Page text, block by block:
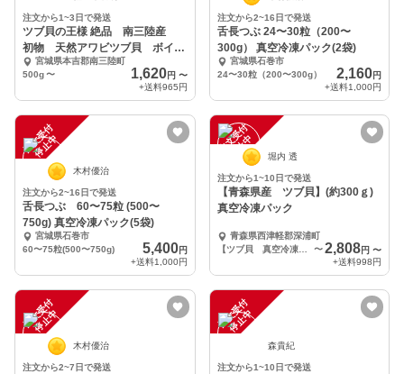
注文から1~3日で発送
ツブ貝の王様 絶品 南三陸産
初物 天然アワビツブ貝 ボイル
後急速冷凍
宮城県本吉郡南三陸町
500g〜 1,620円 〜
+送料965円
注文から2~16日で発送
舌長つぶ 24〜30粒（200〜
300g） 真空冷凍パック(2袋)
宮城県石巻市
24〜30粒（200〜300g）
2,160円
+送料1,000円
注
文
受
付
停
止
中
木村優治
注文から2~16日で発送
舌長つぶ 60〜75粒 (500〜
750g) 真空冷凍パック(5袋)
宮城県石巻市
60〜75粒(500〜750g)
5,400円
+送料1,000円
注
文
受
付
停
止
中 堀内 透
注文から1~10日で発送
【青森県産 ツブ貝】(約300ｇ)
真空冷凍パック
青森県西津軽郡深浦町
【ツブ貝 真空冷凍パック】×2P
〜2,808円 〜
+送料998円
注
文
受
付
停
止
中
木村優治
注文から2~7日で発送
注
文
受
付
停
止
中
森貴紀
注文から1~10日で発送